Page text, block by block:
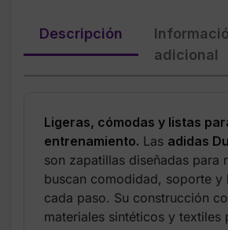
Descripción
adicional
Ligeras, cómodas y listas
entrenamiento. Las adidas
son zapatillas diseñadas para
buscan comodidad, soporte y
cada paso. Su construcción
materiales sintéticos y textiles